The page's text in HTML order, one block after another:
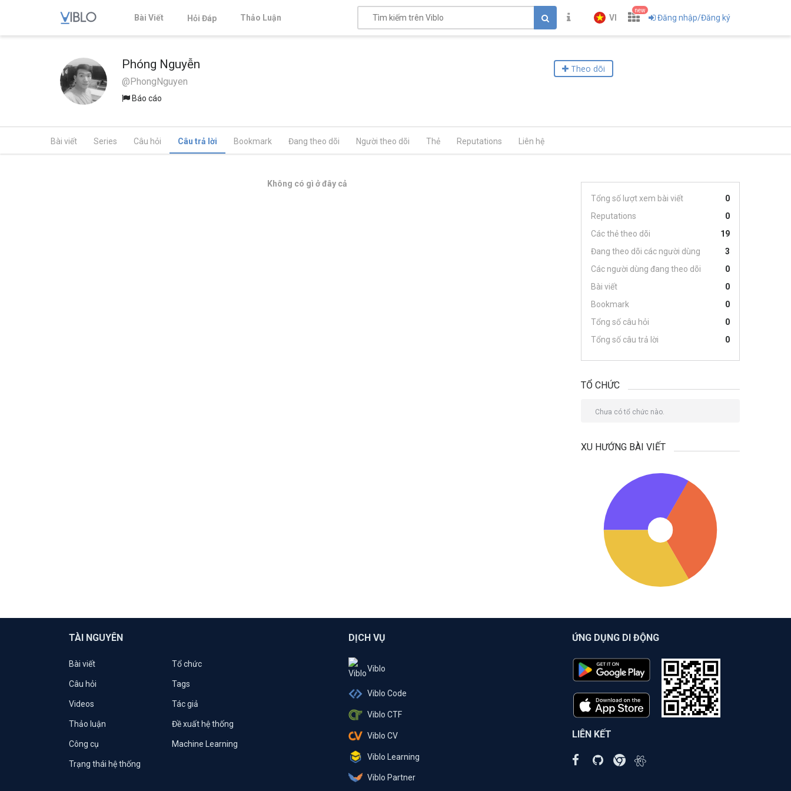
Bài Viết Hỏi Đáp Thảo Luận VI
new
Đăng nhập/Đăng ký
Phóng Nguyễn
@PhongNguyen
Báo cáo
Theo dõi
Bài viết Series Câu hỏi Câu trả lời Bookmark Đang theo dõi Người theo dõi Thẻ Reputations Liên hệ
Không có gì ở đây cả
Tổng số lượt xem bài viết
0
Reputations
0
Các thẻ theo dõi
19
Đang theo dõi các người dùng
3
Các người dùng đang theo dõi
0
Bài viết
0
Bookmark
0
Tổng số câu hỏi
0
Tổng số câu trả lời
0
TỔ CHỨC
Chưa có tổ chức nào.
XU HƯỚNG BÀI VIẾT
TÀI NGUYÊN
Bài viết Tổ chức
Câu hỏi Tags
Videos Tác giả
Thảo luận Đề xuất hệ thống
Công cụ Machine Learning
Trạng thái hệ thống
DỊCH VỤ
Viblo
Viblo Code
Viblo CTF
Viblo CV
Viblo Learning
Viblo Partner
ỨNG DỤNG DI ĐỘNG
LIÊN KẾT